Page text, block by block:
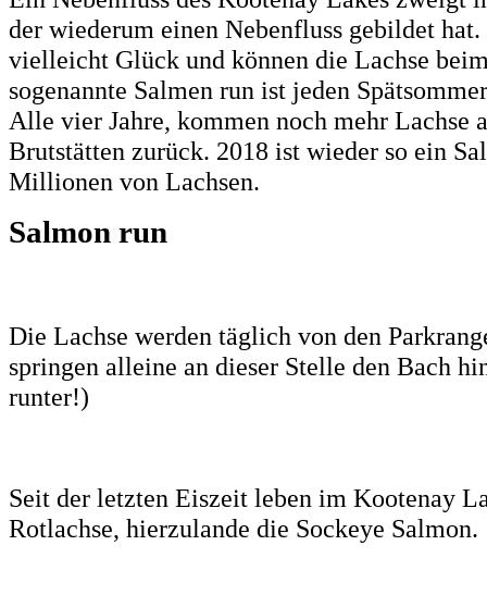
der wiederum einen Nebenfluss gebildet
vielleicht Glück und können die Lachse
sogenannte Salmen run ist jeden
Alle vier Jahre, kommen noch mehr Lachse
Brutstätten zurück. 2018 ist wieder so ein
Millionen von Lachsen.
Salmon run
Die Lachse werden täglich von den
springen alleine an dieser Stelle den Bach
runter!)
Seit der letzten Eiszeit leben im Kootenay
Rotlachse, hierzulande die Sockeye Salmon.